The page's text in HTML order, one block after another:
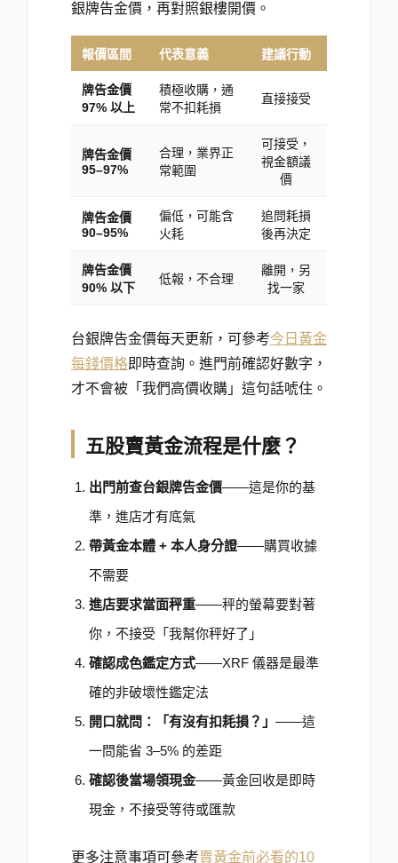
銀牌告金價，再對照銀樓開價。
報價區間 代表意義 建議行動
牌告金價
97% 以上
積極收購，通
常不扣耗損
直接接受
牌告金價
95–97%
合理，業界正
常範圍
可接受，
視金額議
價
牌告金價
90–95%
偏低，可能含
火耗
追問耗損
後再決定
牌告金價
90% 以下
低報，不合理
離開，另
找一家
台銀牌告金價每天更新，可參考今日黃金
每錢價格即時查詢。進門前確認好數字，
才不會被「我們高價收購」這句話唬住。
五股賣黃金流程是什麼？
出門前查台銀牌告金價——這是你的基
準，進店才有底氣
帶黃金本體 + 本人身分證——購買收據
不需要
進店要求當面秤重——秤的螢幕要對著
你，不接受「我幫你秤好了」
確認成色鑑定方式——XRF 儀器是最準
確的非破壞性鑑定法
開口就問：「有沒有扣耗損？」 ——這
一問能省 3–5% 的差距
確認後當場領現金——黃金回收是即時
現金，不接受等待或匯款
更多注意事項可參考賣黃金前必看的10